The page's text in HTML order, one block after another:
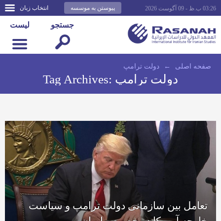
انتخاب زبان پیوستن به موسسه 03:26 ب.ظ - 09 آگوست 2026
لیست جستجو
صفحه اصلى ← دولت ترامپ
Tag Archives: دولت ترامپ
تعامل بین سازمانی دولت ترامپ و سیاست